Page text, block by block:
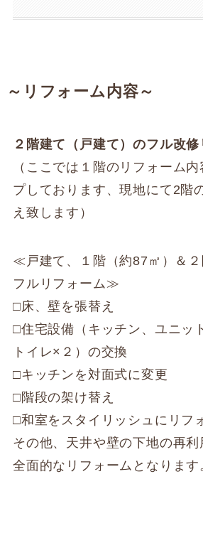
～リフォーム内容～
２階建て（戸建て）のフル改修
（ここでは１階のリフォーム
プしております、現地にて2階
え致します）
≪戸建て、１階（約87㎡）＆
フルリフォーム≫
□床、壁を張替え
□住宅設備（キッチン、ユニッ
トイレ×２）の交換
□キッチンを対面式に変更
□階段の架け替え
□和室をスタイリッシュにリフ
その他、天井や壁の下地の再利
全面的なリフォームとなります